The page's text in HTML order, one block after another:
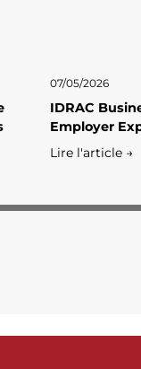
07/05/2026
IDRAC
Employer
Lire l'article →